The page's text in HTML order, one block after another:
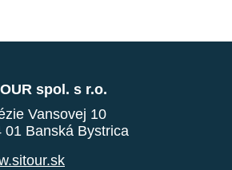
spol. s r.o.
Vansovej 10
01 Banská Bystrica